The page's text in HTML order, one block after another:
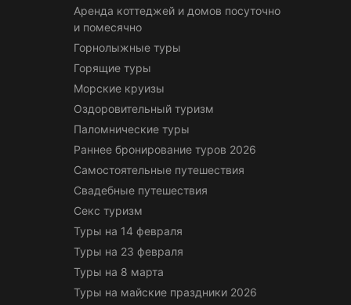
Аренда коттеджей и домов посуточно
и помесячно
Горнолыжные туры
Горящие туры
Морские круизы
Оздоровительный туризм
Паломнические туры
Раннее бронирование туров 2026
Самостоятельные путешествия
Свадебные путешествия
Секс туризм
Туры на 14 февраля
Туры на 23 февраля
Туры на 8 марта
Туры на майские праздники 2026